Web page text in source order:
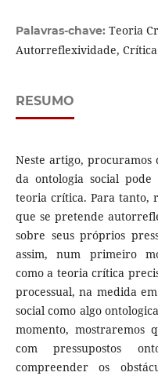
Palavras-chave: Teoria
Autorreflexividade,
RESUMO
Neste artigo,
da ontologia social
teoria crítica. Para tanto,
que se pretende
sobre seus próprios
assim, num primeiro
como a teoria crítica
processual, na medida
social como algo
momento, mostraremos
com pressupostos
compreender os